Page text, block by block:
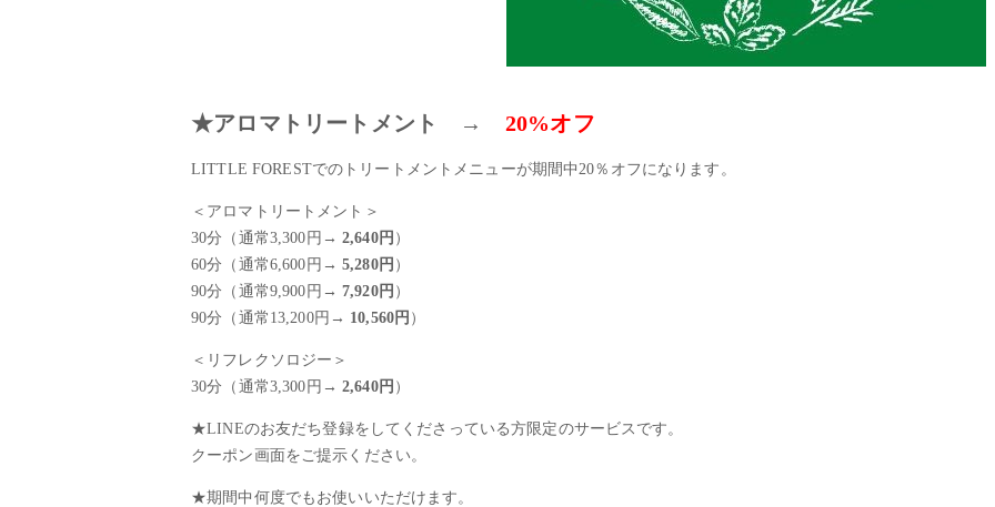
★アロマトリートメント → 20%オフ
LITTLE FORESTでのトリートメントメニューが期間中20％オフになります。
＜アロマトリートメント＞
30分（通常3,300円→ 2,640円 ）
60分（通常6,600円→ 5,280円 ）
90分（通常9,900円→ 7,920円 ）
90分（通常13,200円→ 10,560円 ）
＜リフレクソロジー＞
30分（通常3,300円→ 2,640円 ）
★LINEのお友だち登録をしてくださっている方限定のサービスです。
クーポン画面をご提示ください。
★期間中何度でもお使いいただけます。